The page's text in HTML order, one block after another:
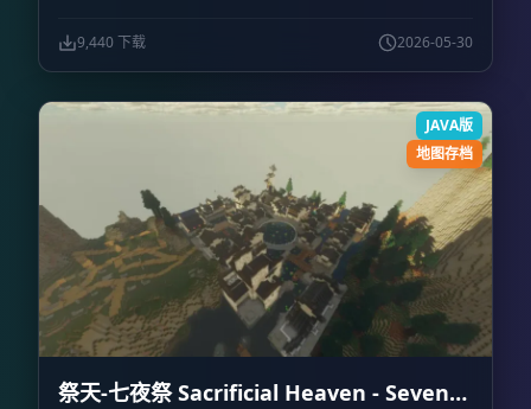
9,440 下载 2026-05-30
JAVA版
地图存档
祭天-七夜祭 Sacrificial Heaven - Seven